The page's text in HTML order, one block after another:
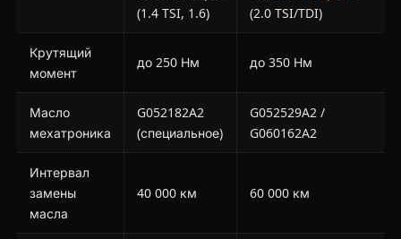
(1.4 TSI, 1.6)
(2.0 TSI/TDI)
Крутящий
момент
до 250 Нм до 350 Нм
Масло
мехатроника
G052182A2
(специальное)
G052529A2 /
G060162A2
Интервал
замены
масла
40 000 км 60 000 км